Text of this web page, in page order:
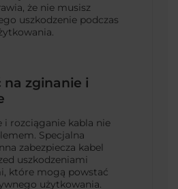
że nie musisz
uszkodzenie podczas
na zginanie i
i rozciąganie kabla nie
Specjalna
zabezpiecza kabel
uszkodzeniami
które mogą powstać
użytkowania.